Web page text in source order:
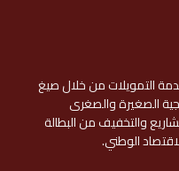
التمويلات من خلال صيغ
الصغيرة والصغرى
والتخفيف من البطالة
الوطني.